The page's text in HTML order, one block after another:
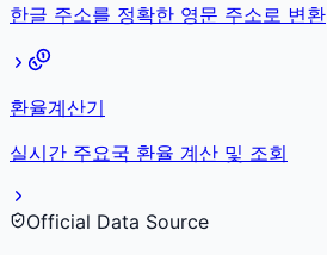
한글 주소를 정확한 영문 주소로 변환
환율계산기
실시간 주요국 환율 계산 및 조회
Official Data Source